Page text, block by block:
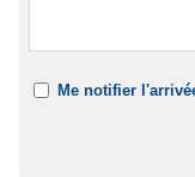
Me notifier